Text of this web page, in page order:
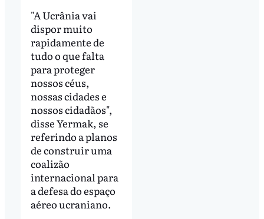
"A Ucrânia vai
dispor muito
rapidamente de
tudo o que falta
para proteger
nossos céus,
nossas cidades e
nossos cidadãos",
disse Yermak, se
referindo a planos
de construir uma
coalizão
internacional para
a defesa do espaço
aéreo ucraniano.